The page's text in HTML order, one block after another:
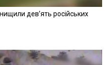
девʼять російських